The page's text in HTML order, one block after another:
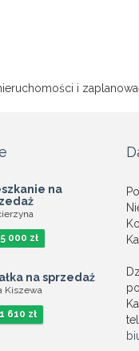
i
na
000 zł
na sprzedaż
Kiszewa
610 zł